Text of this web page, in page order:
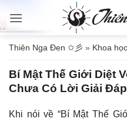
qua
dungThiên Nga Đen ✩彡 » Khoa học
Bí Mật Thế Giới Diệt
Chưa Có Lời Giải Đáp
Khi nói về “Bí Mật Thế